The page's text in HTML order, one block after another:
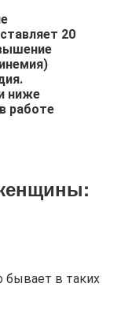
20
ниже
работе
в таких